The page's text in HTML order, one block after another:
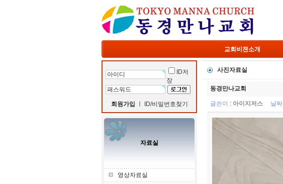
교회비젼소개
ID저
장
회원가입 ID/비밀번호찾기
자료실
영상자료실
사진자료실
동경만나교회
글쓴이 : 아이지저스 날짜